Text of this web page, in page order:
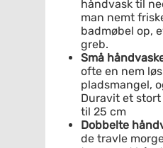
håndvask til
man nemt
badmøbel op,
greb.
Små
ofte en nem
pladsmangel,
Duravit et
til 25 cm
Dobbelte
de travle